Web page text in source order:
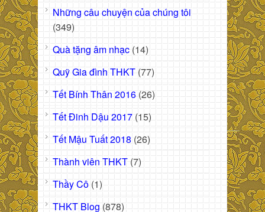
Những câu chuyện của chúng tôi
(349)
Quà tặng âm nhạc (14)
Quỹ Gia đình THKT (77)
Tết Bính Thân 2016 (26)
Tết Đinh Dậu 2017 (15)
Tết Mậu Tuất 2018 (26)
Thành viên THKT (7)
Thầy Cô (1)
THKT Blog (878)